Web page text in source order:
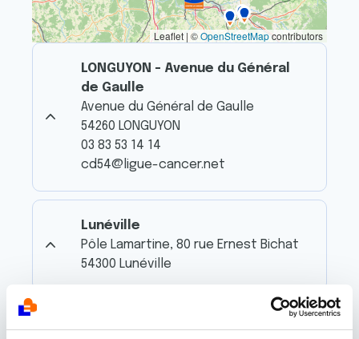
Leaflet | ©OpenStreetMapcontributors
LONGUYON - Avenue du Général
de Gaulle
Avenue du Général de Gaulle
54260 LONGUYON
03 83 53 14 14
cd54@ligue-cancer.net
Lunéville
Pôle Lamartine, 80 rue Ernest Bichat
54300 Lunéville